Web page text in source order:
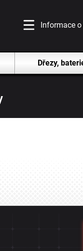
Informace
Dřezy,